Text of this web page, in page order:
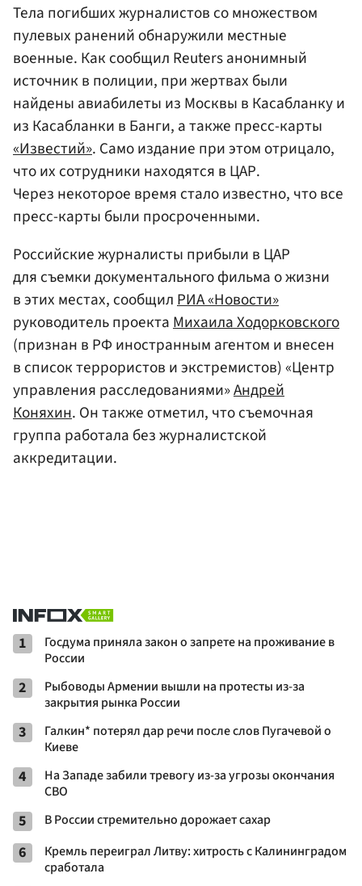
Тела погибших журналистов со множеством
пулевых ранений обнаружили местные
военные. Как сообщил Reuters анонимный
источник в полиции, при жертвах были
найдены авиабилеты из Москвы в Касабланку и
из Касабланки в Банги, а также пресс-карты
«Известий». Само издание при этом отрицало,
что их сотрудники находятся в ЦАР.
Через некоторое время стало известно, что все
пресс-карты были просроченными.
Российские журналисты прибыли в ЦАР
для съемки документального фильма о жизни
в этих местах, сообщилРИА «Новости»
руководитель проектаМихаила Ходорковского
(признан в РФ иностранным агентом и внесен
в список террористов и экстремистов) «Центр
управления расследованиями»Андрей
Коняхин. Он также отметил, что съемочная
группа работала без журналистской
аккредитации.
1
Госдума приняла закон о запрете на проживание в
России
2
Рыбоводы Армении вышли на протесты из-за
закрытия рынка России
3
Галкин* потерял дар речи после слов Пугачевой о
Киеве
4
На Западе забили тревогу из-за угрозы окончания
СВО
5 В России стремительно дорожает сахар
6
Кремль переиграл Литву: хитрость с Калининградом
сработала